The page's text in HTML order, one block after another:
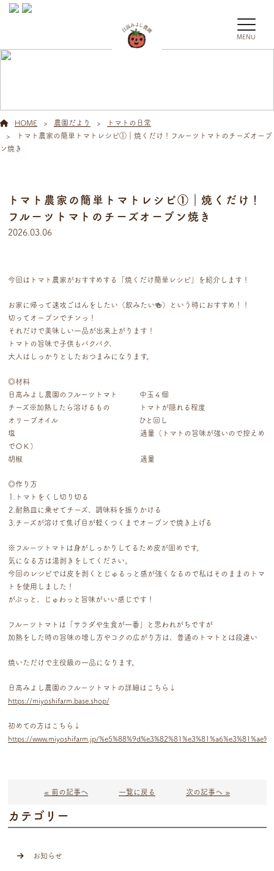
MENU
HOME 農園だより
トマトの日常
トマト農家の簡単トマトレシピ①｜焼くだけ！フルーツトマトのチーズオーブ
ン焼き
トマト農家の簡単トマトレシピ①｜焼くだけ！
フルーツトマトのチーズオーブン焼き
2026.03.06
今回はトマト農家がおすすめする「焼くだけ簡単レシピ」を紹介します！
お家に帰って速攻ごはんをしたい（飲みたい🍻）という時におすすめ！！
切ってオーブンでチンっ！
それだけで美味しい一品が出来上がります！
トマトの旨味で子供もバクバク、
大人はしっかりとしたおつまみになります。
◎材料
日高みよし農園のフルーツトマト 中玉４個
チーズ※加熱したら溶けるもの トマトが隠れる程度
オリーブオイル ひと回し
塩 適量（トマトの旨味が強いので控えめ
でＯＫ）
胡椒 適量
◎作り方
⒈トマトをくし切り切る
⒉耐熱皿に乗せてチーズ、調味料を振りかける
⒊チーズが溶けて焦げ目が軽くつくまでオーブンで焼き上げる
※フルーツトマトは身がしっかりしてるため皮が固めです。
気になる方は湯剥きをしてください。
今回のレシピでは皮を剥くとじゅるっと感が強くなるので私はそのままのトマ
トを使用しました！
がぶっと、じゅわっと旨味がいい感じです！
フルーツトマトは「サラダや生食が一番」と思われがちですが
加熱をした時の旨味の増し方やコクの広がり方は、普通のトマトとは段違い
焼いただけで主役級の一品になります。
日高みよし農園のフルーツトマトの詳細はこちら↓
https://miyoshifarm.base.shop/
初めての方はこちら↓
https://www.miyoshifarm.jp/
« 前の記事へ 一覧に戻る 次の記事へ »
カテゴリー
お知らせ